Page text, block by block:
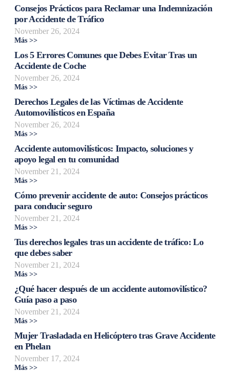
Consejos Prácticos para Reclamar una Indemnización
por Accidente de Tráfico
November 26, 2024
Más >>
Los 5 Errores Comunes que Debes Evitar Tras un
Accidente de Coche
November 26, 2024
Más >>
Derechos Legales de las Víctimas de Accidente
Automovilísticos en España
November 26, 2024
Más >>
Accidente automovilísticos: Impacto, soluciones y
apoyo legal en tu comunidad
November 21, 2024
Más >>
Cómo prevenir accidente de auto: Consejos prácticos
para conducir seguro
November 21, 2024
Más >>
Tus derechos legales tras un accidente de tráfico: Lo
que debes saber
November 21, 2024
Más >>
¿Qué hacer después de un accidente automovilístico?
Guía paso a paso
November 21, 2024
Más >>
Mujer Trasladada en Helicóptero tras Grave Accidente
en Phelan
November 17, 2024
Más >>